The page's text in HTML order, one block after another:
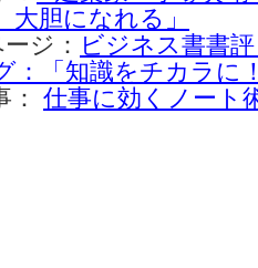
大胆になれる」
ジ： ビジネス書書
：「知識をチカラに
： 仕事に効くノート